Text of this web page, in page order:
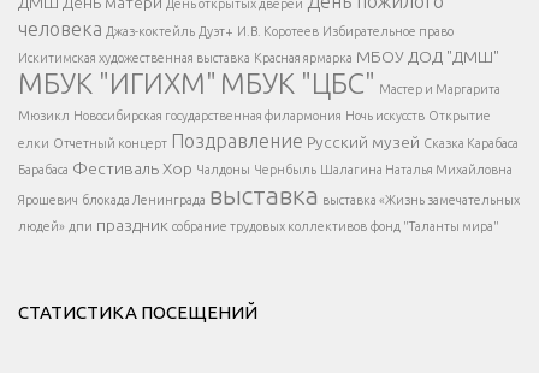
Написать
</button >
</div >
</div > </div >
День открытых дверей
человека Джаз-коктейль Дуэт+ И.В. Коротеев Избирательное право
Искитимская художественная выставка Красная ярмарка МБОУ ДОД "ДМШ"
МБУК "ИГИХМ" МБУК "ЦБС" Мастер и Маргарита
Мюзикл Новосибирская государственная филармония Ночь искусств Открытие
елки Отчетный концерт Поздравление Русский музей Сказка Карабаса
Барабаса Фестиваль Хор Чалдоны Чернбыль Шалагина Наталья Михайловна
Ярошевич блокада Ленинграда выставка выставка «Жизнь замечательных
людей» дпи праздник собрание трудовых коллективов фонд "Таланты мира"
СТАТИСТИКА ПОСЕЩЕНИЙ